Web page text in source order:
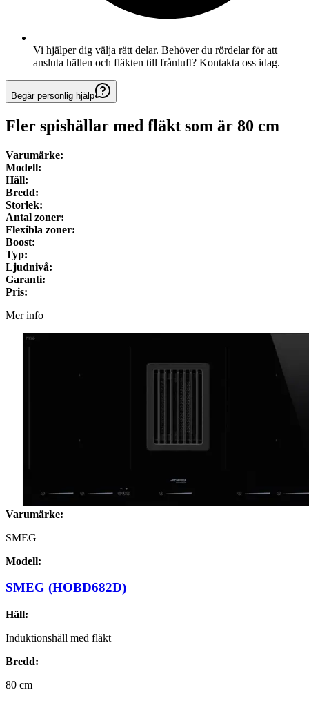
Vi hjälper dig välja rätt delar. Behöver du rördelar för att
ansluta hällen och fläkten till frånluft? Kontakta oss idag.
Begär personlig hjälp
Fler spishällar med fläkt som är 80 cm
Varumärke:
Modell:
Häll:
Bredd:
Storlek:
Antal zoner:
Flexibla zoner:
Boost:
Typ:
Ljudnivå:
Garanti:
Pris:
Mer info
Varumärke:
SMEG
Modell:
SMEG (HOBD682D)
Häll:
Induktionshäll med fläkt
Bredd:
80 cm